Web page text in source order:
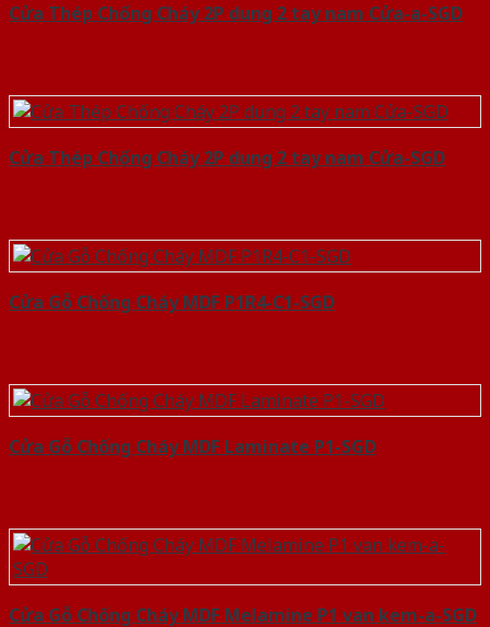
Cửa Thép Chống Cháy 2P dung 2 tay nam Cửa-a-SGD
Cửa Thép Chống Cháy 2P dung 2 tay nam Cửa-SGD
Cửa Gỗ Chống Cháy MDF P1R4-C1-SGD
Cửa Gỗ Chống Cháy MDF Laminate P1-SGD
Cửa Gỗ Chống Cháy MDF Melamine P1 van kem-a-SGD